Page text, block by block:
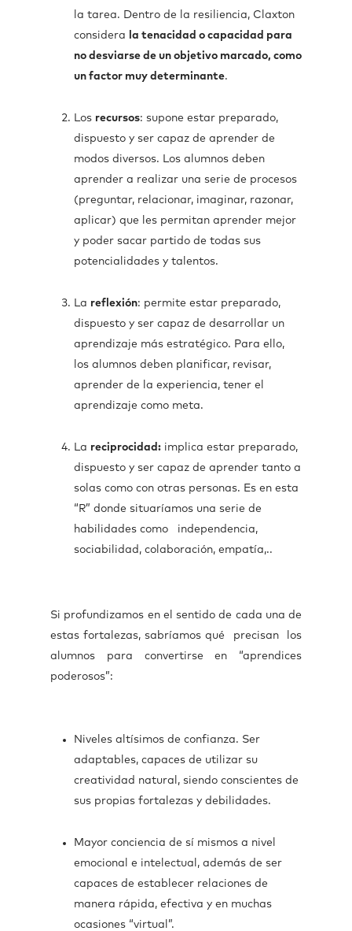
la tarea. Dentro de la resiliencia, Claxton
considera
la tenacidad o capacidad para
no desviarse de un objetivo marcado, como
un factor muy determinante.
Los recursos: supone estar preparado,
dispuesto y ser capaz de aprender de
modos diversos. Los alumnos deben
aprender a realizar una serie de procesos
(preguntar, relacionar, imaginar, razonar,
aplicar) que les permitan aprender mejor
y poder sacar partido de todas sus
potencialidades y talentos.
La reflexión: permite estar preparado,
dispuesto y ser capaz de desarrollar un
aprendizaje más estratégico. Para ello,
los alumnos deben planificar, revisar,
aprender de la experiencia, tener el
aprendizaje como meta.
La reciprocidad: implica estar preparado,
dispuesto y ser capaz de aprender tanto a
solas como con otras personas. Es en esta
“R” donde situaríamos una serie de
habilidades como independencia,
sociabilidad, colaboración, empatía,..
Si profundizamos en el sentido de cada una de
estas fortalezas, sabríamos qué precisan los
alumnos para convertirse en “aprendices
poderosos”:
Niveles altísimos de confianza. Ser
adaptables, capaces de utilizar su
creatividad natural, siendo conscientes de
sus propias fortalezas y debilidades.
Mayor conciencia de sí mismos a nivel
emocional e intelectual, además de ser
capaces de establecer relaciones de
manera rápida, efectiva y en muchas
ocasiones “virtual”.